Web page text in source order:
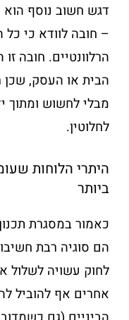
דגש חשוב נוסף
– חובה לוודא כי
הרלוונטיים. חובה
הבית או העסק,
מבלי לחשוש ומתוך
לחלוטין.
היתרי הלוחות
ביותר
כאמור במסגרת
הם סוגיה רבת
לחוק עשויה לשלול
אחרים אף להוביל